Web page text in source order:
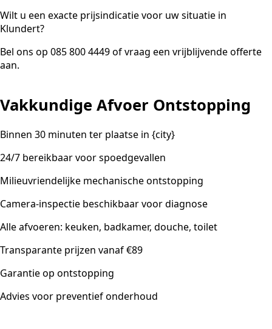
Wilt u een exacte prijsindicatie voor uw situatie in
Klundert?
Bel ons op 085 800 4449 of vraag een vrijblijvende offerte
aan.
Vakkundige Afvoer Ontstopping
Binnen 30 minuten ter plaatse in {city}
24/7 bereikbaar voor spoedgevallen
Milieuvriendelijke mechanische ontstopping
Camera-inspectie beschikbaar voor diagnose
Alle afvoeren: keuken, badkamer, douche, toilet
Transparante prijzen vanaf €89
Garantie op ontstopping
Advies voor preventief onderhoud